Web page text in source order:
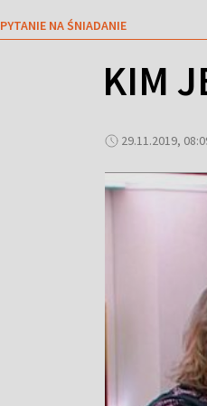
PYTANIE NA ŚNIADANIE
KIM
29.11.2019,